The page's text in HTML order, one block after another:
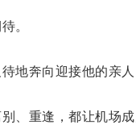
。
奔向迎接他的亲
重逢，都让机场成